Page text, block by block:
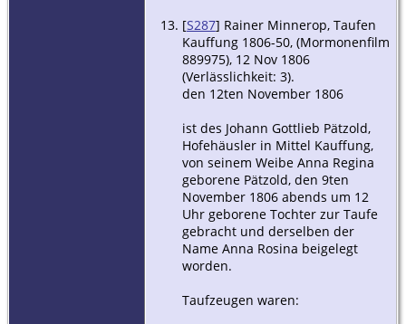
[S287] Rainer Minnerop, Taufen
Kauffung 1806-50, (Mormonenfilm
889975), 12 Nov 1806
(Verlässlichkeit: 3).
den 12ten November 1806
ist des Johann Gottlieb Pätzold,
Hofehäusler in Mittel Kauffung,
von seinem Weibe Anna Regina
geborene Pätzold, den 9ten
November 1806 abends um 12
Uhr geborene Tochter zur Taufe
gebracht und derselben der
Name Anna Rosina beigelegt
worden.
Taufzeugen waren: